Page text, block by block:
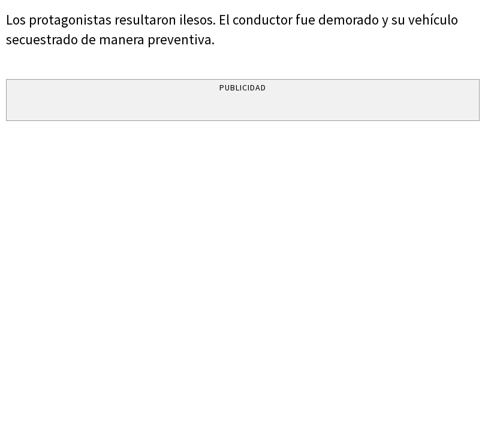
Los protagonistas resultaron ilesos. El conductor fue demorado y su vehículo
secuestrado de manera preventiva.
PUBLICIDAD